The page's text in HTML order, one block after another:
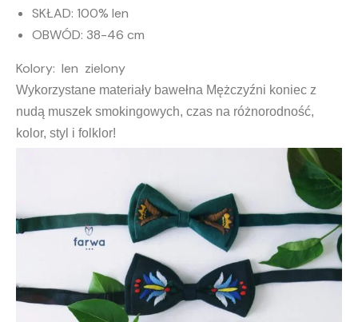
SKŁAD: 100% len
OBWÓD: 38-46 cm
Kolory: len zielony
Wykorzystane materiały bawełna Mężczyźni koniec z
nudą muszek smokingowych, czas na różnorodność,
kolor, styl i folklor!